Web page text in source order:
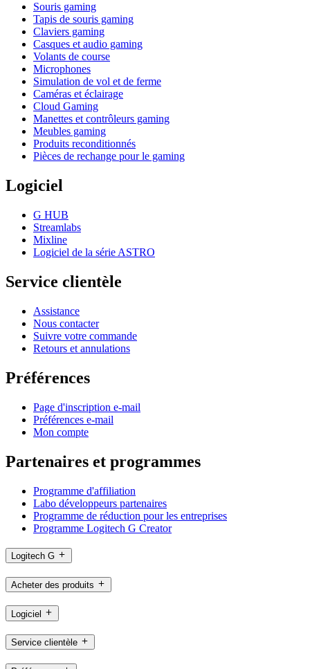
Souris gaming
Tapis de souris gaming
Claviers gaming
Casques et audio gaming
Volants de course
Microphones
Simulation de vol et de ferme
Caméras et éclairage
Cloud Gaming
Manettes et contrôleurs gaming
Meubles gaming
Produits reconditionnés
Pièces de rechange pour le gaming
Logiciel
G HUB
Streamlabs
Mixline
Logiciel de la série ASTRO
Service clientèle
Assistance
Nous contacter
Suivre votre commande
Retours et annulations
Préférences
Page d'inscription e-mail
Préférences e-mail
Mon compte
Partenaires et programmes
Programme d'affiliation
Labo développeurs partenaires
Programme de réduction pour les entreprises
Programme Logitech G Creator
Logitech G
Acheter des produits
Logiciel
Service clientèle